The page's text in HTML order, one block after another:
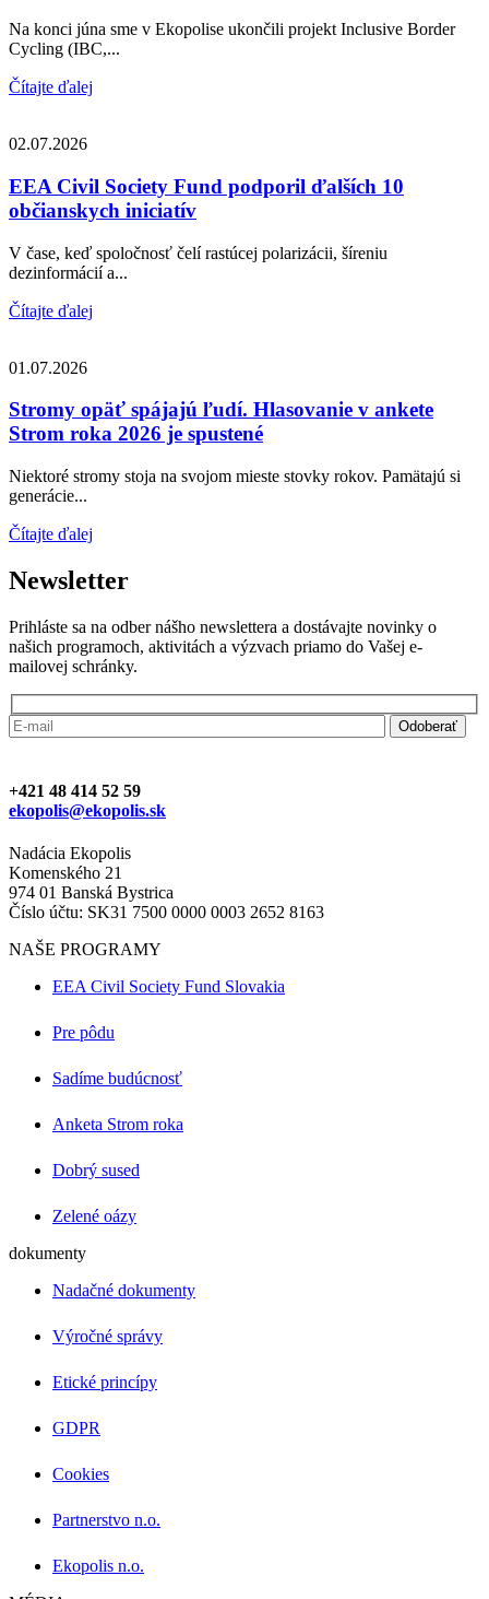
Na konci júna sme v Ekopolise ukončili projekt Inclusive Border
Cycling (IBC,...
Čítajte ďalej
02.07.2026
EEA Civil Society Fund podporil ďalších 10
občianskych iniciatív
V čase, keď spoločnosť čelí rastúcej polarizácii, šíreniu
dezinformácií a...
Čítajte ďalej
01.07.2026
Stromy opäť spájajú ľudí. Hlasovanie v ankete
Strom roka 2026 je spustené
Niektoré stromy stoja na svojom mieste stovky rokov. Pamätajú si
generácie...
Čítajte ďalej
Newsletter
Prihláste sa na odber nášho newslettera a dostávajte novinky o
našich programoch, aktivitách a výzvach priamo do Vašej e-
mailovej schránky.
+421 48 414 52 59
ekopolis@ekopolis.sk
Nadácia Ekopolis
Komenského 21
974 01 Banská Bystrica
Číslo účtu: SK31 7500 0000 0003 2652 8163
NAŠE PROGRAMY
EEA Civil Society Fund Slovakia
Pre pôdu
Sadíme budúcnosť
Anketa Strom roka
Dobrý sused
Zelené oázy
dokumenty
Nadačné dokumenty
Výročné správy
Etické princípy
GDPR
Cookies
Partnerstvo n.o.
Ekopolis n.o.